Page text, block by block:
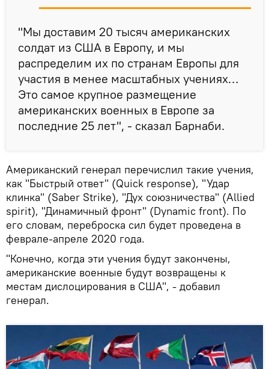
"Мы доставим 20 тысяч американских
солдат из США в Европу, и мы
распределим их по странам Европы для
участия в менее масштабных учениях…
Это самое крупное размещение
американских военных в Европе за
последние 25 лет", - сказал Барнаби.
Американский генерал перечислил такие учения,
как "Быстрый ответ" (Quick response), "Удар
клинка" (Saber Strike), "Дух союзничества" (Allied
spirit), "Динамичный фронт" (Dynamic front). По
его словам, переброска сил будет проведена в
феврале-апреле 2020 года.
"Конечно, когда эти учения будут закончены,
американские военные будут возвращены к
местам дислоцирования в США", - добавил
генерал.